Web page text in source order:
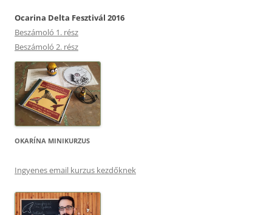
Ocarina Delta Fesztivál 2016
Beszámoló 1. rész
Beszámoló 2. rész
OKARÍNA MINIKURZUS
Ingyenes email kurzus kezdőknek